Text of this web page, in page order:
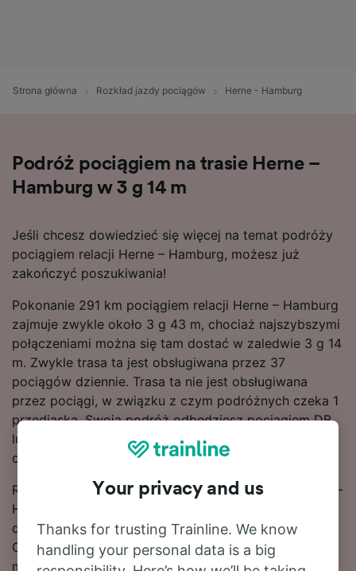
Strona główna Rozkład jazdy pociągów Herne - Hamburg
Podróż pociągiem na trasie Herne –
Hamburg w 3 g 14 m
Jeśli chcesz dowiedzieć się więcej na temat podróży
pociągiem relacji Herne – Hamburg, możesz już
zakończyć poszukiwania!
Pokonanie 291 km pociągiem relacji Herne – Hamburg
zajmuje zwykle około 3 g 43 m, chociaż najszybszymi
połączeniami można się tam dostać w zaledwie 3 g 14
m. Zwykle trasa ta jest obsługiwana przez 37
pociągów dziennie. Trasa ta nie jest obsługiwana
przez pociągi, w związku z czym podróżnych czeka 1
przediaska. Swoją podróż odbędziesz pociągiem DB
lub ICE, ponieważ są to główni przewoźnicy
obsługujący tę trasę.
Rezerwuj bilety kolejowe na przejazd na trasie Herne –
Hamburg z wyprzedzeniem zamiast kupować je w
dniu podróży, aby załapać się na najtańsze taryfy.
Ceny biletów na przejazd na trasie Herne – Hamburg
można znaleźć za pomocą naszego narzędzia do
Your privacy and us
Thanks for trusting Trainline. We know
handling your personal data is a big